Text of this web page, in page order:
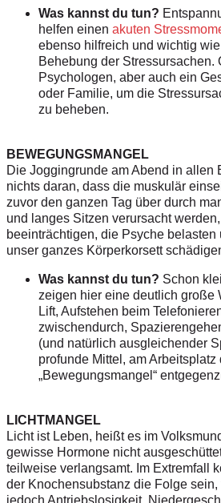
Was kannst du tun?
helfen einen akuten
ebenso hilfreich und wichtig
Behebung der Stressursachen.
Psychologen, aber auch ein
oder Familie, um die
zu beheben.
BEWEGUNGSMANGEL
Die Joggingrunde am Abend in allen
nichts daran, dass die muskulär
zuvor den ganzen Tag über durch
und langes Sitzen verursacht
beeinträchtigen, die Psyche
unser ganzes Körperkorsett
Was kannst du tun? Schon
zeigen hier eine deutlich große
Lift, Aufstehen beim
zwischendurch,
(und natürlich ausgleichender
profunde Mittel, am
„Bewegungsmangel“
LICHTMANGEL
Licht ist Leben, heißt es im
gewisse Hormone nicht
teilweise verlangsamt. Im Extremfall
der Knochensubstanz die Folge
jedoch Antriebslosigkeit,